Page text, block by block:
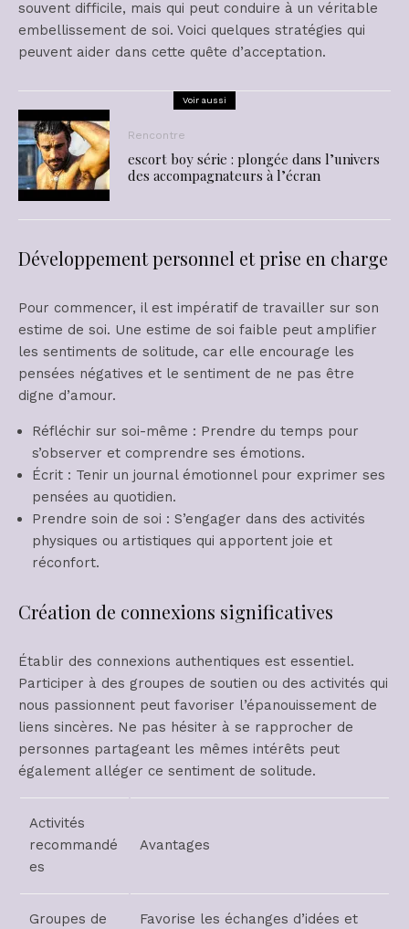
souvent difficile, mais qui peut conduire à un véritable
embellissement de soi. Voici quelques stratégies qui
peuvent aider dans cette quête d’acceptation.
Voir aussi
Rencontre
escort boy série : plongée dans l’univers
des accompagnateurs à l’écran
Développement personnel et prise en charge
Pour commencer, il est impératif de travailler sur son
estime de soi. Une estime de soi faible peut amplifier
les sentiments de solitude, car elle encourage les
pensées négatives et le sentiment de ne pas être
digne d’amour.
Réfléchir sur soi-même : Prendre du temps pour
s’observer et comprendre ses émotions.
Écrit : Tenir un journal émotionnel pour exprimer ses
pensées au quotidien.
Prendre soin de soi : S’engager dans des activités
physiques ou artistiques qui apportent joie et
réconfort.
Création de connexions significatives
Établir des connexions authentiques est essentiel.
Participer à des groupes de soutien ou des activités qui
nous passionnent peut favoriser l’épanouissement de
liens sincères. Ne pas hésiter à se rapprocher de
personnes partageant les mêmes intérêts peut
également alléger ce sentiment de solitude.
Activités
recommandé
es
Avantages
Groupes de
Favorise les échanges d’idées et